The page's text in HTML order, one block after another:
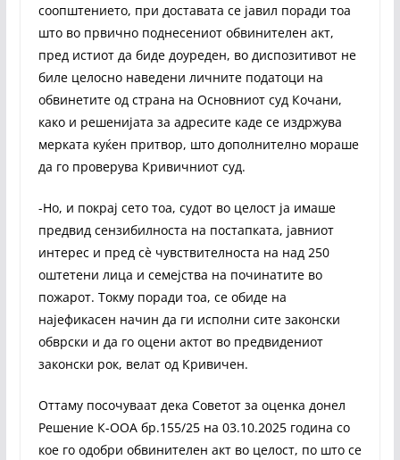
соопштението, при доставата се јавил поради тоа
што во првично поднесениот обвинителен акт,
пред истиот да биде доуреден, во диспозитивот не
биле целосно наведени личните податоци на
обвинетите од страна на Основниот суд Кочани,
како и решенијата за адресите каде се издржува
мерката куќен притвор, што дополнително мораше
да го проверува Кривичниот суд.
-Но, и покрај сето тоа, судот во целост ја имаше
предвид сензибилноста на постапката, јавниот
интерес и пред сè чувствителноста на над 250
оштетени лица и семејства на починатите во
пожарот. Токму поради тоа, се обиде на
најефикасен начин да ги исполни сите законски
обврски и да го оцени актот во предвидениот
законски рок, велат од Кривичен.
Оттаму посочуваат дека Советот за оценка донел
Решение К-ООА бр.155/25 на 03.10.2025 година со
кое го одобри обвинителен акт во целост, по што се